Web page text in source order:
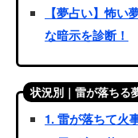
【夢占い】怖
な暗示を診断！
状況別｜雷が落ちる
1. 雷が落ちて火